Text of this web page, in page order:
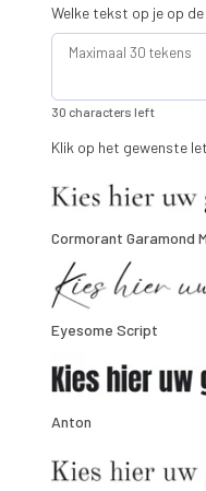
Welke tekst op je op
30 characters left
Klik op het gewenste
Cormorant Garamond
Eyesome Script
Anton